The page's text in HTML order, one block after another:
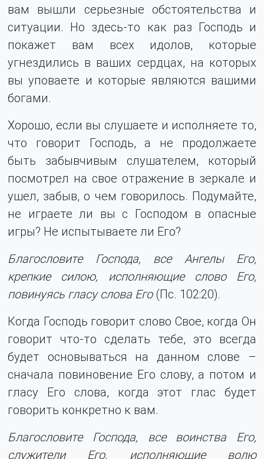
вам вышли серьезные обстоятельства и
ситуации. Но здесь-то как раз Господь и
покажет вам всех идолов, которые
угнездились в ваших сердцах, на которых
вы уповаете и которые являются вашими
богами.
Хорошо, если вы слушаете и исполняете то,
что говорит Господь, а не продолжаете
быть забывчивым слушателем, который
посмотрел на свое отражение в зеркале и
ушел, забыв, о чем говорилось. Подумайте,
не играете ли вы с Господом в опасные
игры? Не испытываете ли Его?
Благословите Господа, все Ангелы Его,
крепкие силою, исполняющие слово Его,
повинуясь гласу слова Его(Пс. 102:20).
Когда Господь говорит слово Свое, когда Он
говорит что-то сделать тебе, это всегда
будет основываться на данном слове –
сначала повиновение Его слову, а потом и
гласу Его слова, когда этот глас будет
говорить конкретно к вам.
Благословите Господа, все воинства Его,
служители Его, исполняющие волю